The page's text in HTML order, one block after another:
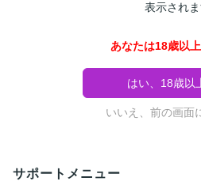
表示され
あなたは18歳以
はい、18歳以
いいえ、前の画面
サポートメニュー